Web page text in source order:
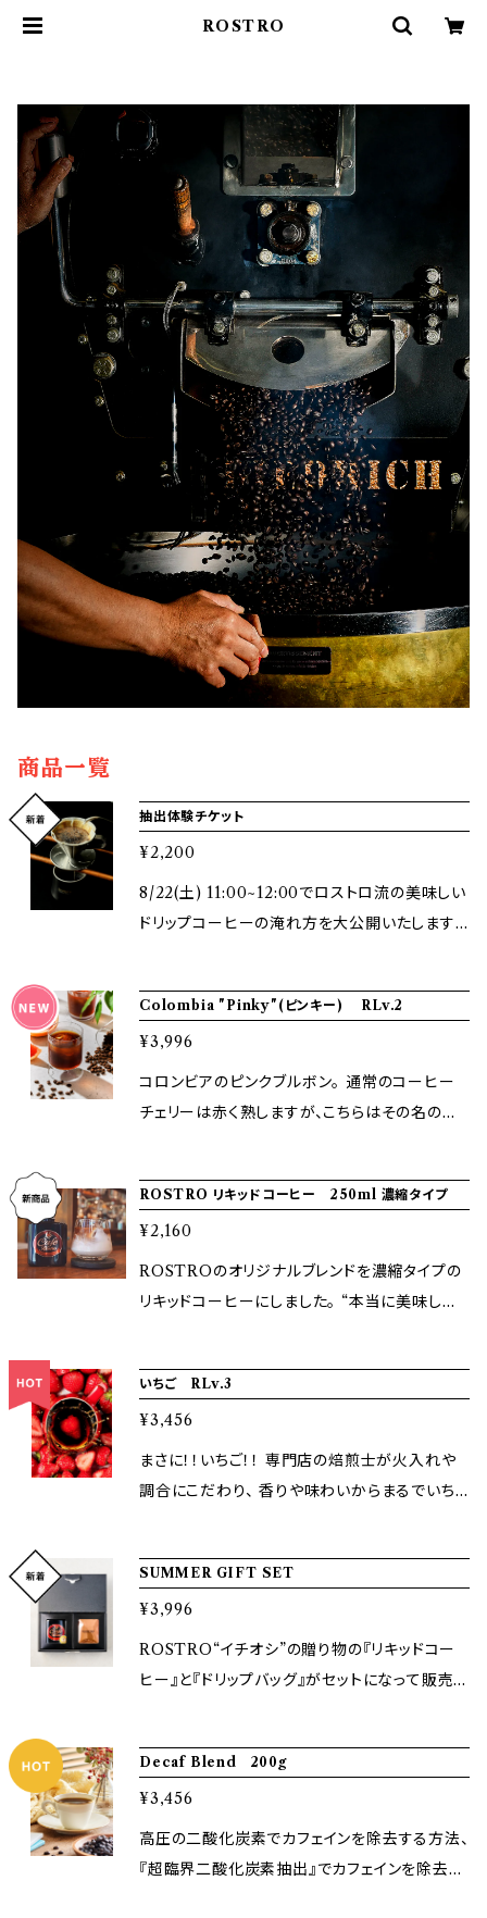
ROSTRO
商品一覧
抽出体験チケット
¥2,200
8/22(土) 11:00~12:00でロストロ流の美味しい
ドリップコーヒーの淹れ方を大公開いたします！
スを実演しながら丁寧にお伝えさせていただき
ます！ アイスコーヒーは濃厚でまろやかな仕上
がりに！ホットコーヒーでも味わい深くバランス
の良い仕上がりに！ お家で淹れるとなんかうま
して本格的なコーヒーを楽しめるようにしてい
きましょう！ ご参加お待ちしております！
Colombia "Pinky"(ピンキー) RLv.2
¥3,996
コロンビアのピンクブルボン。 通常のコーヒー
チェリーは赤く熟しますが、こちらはその名の通
なフルーティーな味わい。 甘酸っぱく、香り豊か
に焙煎しました。 Roast Lv:2 (Light Roast)/2
00g ※写真とはパッケージが変わる可能性が
ございます。
ROSTRO リキッドコーヒー 250ml 濃縮タイプ
¥2,160
ROSTROのオリジナルブレンドを濃縮タイプの
リキッドコーヒーにしました。 “本当に美味しい
みたい” そんな願いを叶えるような1瓶になって
います。 「水で割るだけ」「牛乳で割るだけ」で専
門店で作る珈琲の味わいになるのでぜひお試し
ください！ ～ブレンド紹介～ SOLEIL:お店のブ
ドです。 マイルドなチョコレート感のあ
る味わいになっています。
いちご RLv.3
¥3,456
まさに！！いちご！！ 専門店の焙煎士が火入れや
調合にこだわり、 香りや味わいからまるでいちご
苦手な人でも飲みやすい味わいです！ コーヒー
でここまでの再現が・・・と飲んでいただいた方か
らは驚きのお声いただいています＾＾ Roast Lv:
3 (Light Roast)/200g
SUMMER GIFT SET
¥3,996
ROSTRO“イチオシ”の贈り物の『リキッドコー
ヒー』と『ドリップバッグ』がセットになって販売で
います。 水で割るだけで上質なブラックコーヒ
ーに、牛乳で割るとミルクチョコレートを彷彿と
させるような味わいになっています！ ◆ドリップ
バッグはソレイユはもちろん、その他にも3種類
Decaf Blend 200g
¥3,456
高圧の二酸化炭素でカフェインを除去する方法、
『超臨界二酸化炭素抽出』でカフェインを除去し